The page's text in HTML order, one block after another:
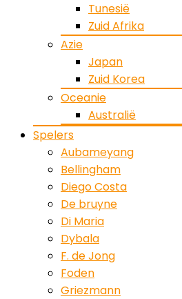
Tunesië
Zuid Afrika
Azie
Japan
Zuid Korea
Oceanie
Australië
Spelers
Aubameyang
Bellingham
Diego Costa
De bruyne
Di Maria
Dybala
F. de Jong
Foden
Griezmann